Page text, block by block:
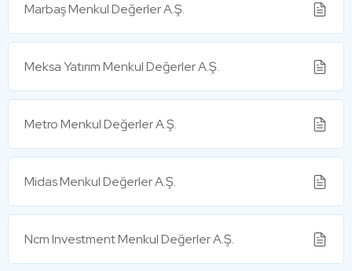
Marbaş Menkul Değerler A.Ş.
Meksa Yatırım Menkul Değerler A.Ş.
Metro Menkul Değerler A.Ş.
Midas Menkul Değerler A.Ş.
Ncm Investment Menkul Değerler A.Ş.